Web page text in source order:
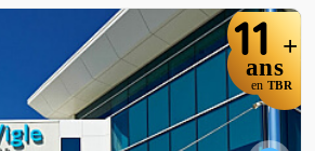
11 +
ans
en TBR